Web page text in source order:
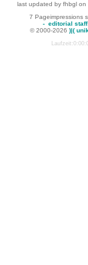
last updated by fhbgl
7 Pageimpressions
- editorial staff
© 2000-2026 )|(